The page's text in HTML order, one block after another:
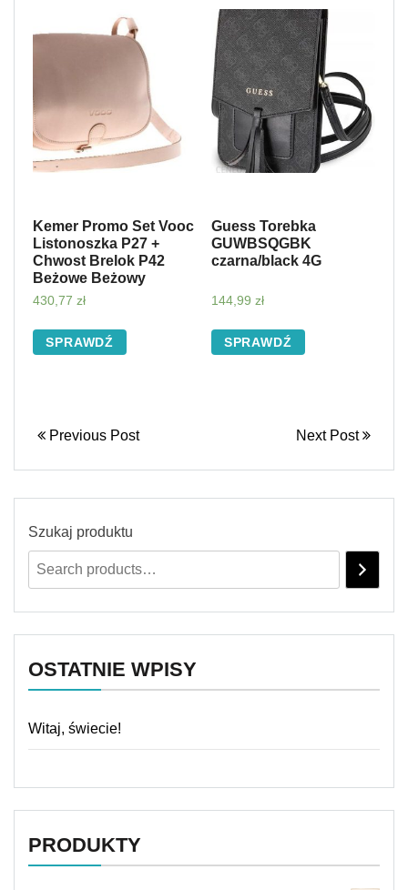
Kemer Promo Set Vooc
Listonoszka P27 +
Chwost Brelok P42
Beżowe Beżowy
430,77 zł
SPRAWDŹ
Guess Torebka
GUWBSQGBK
czarna/black 4G
144,99 zł
SPRAWDŹ
Previous Post Next Post
Szukaj produktu
OSTATNIE WPISY
Witaj, świecie!
PRODUKTY